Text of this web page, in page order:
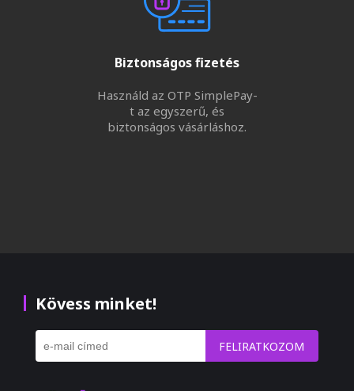
Biztonságos fizetés
Használd az OTP SimplePay-
t az egyszerű, és
biztonságos vásárláshoz.
Kövess minket!
FELIRATKOZOM